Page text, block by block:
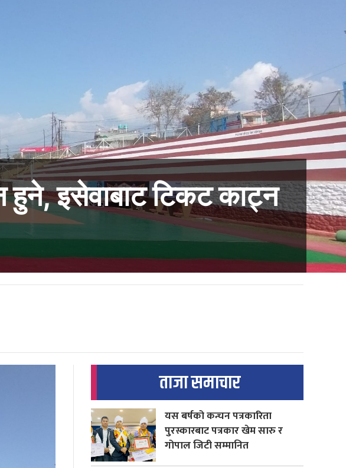
हुने, इसेवाबाट टिकट काट्न
ताजा समाचार
यस बर्षको कन्चन पत्रकारिता
पुरस्कारबाट पत्रकार खेम सारु र
गोपाल जिटी सम्मानित